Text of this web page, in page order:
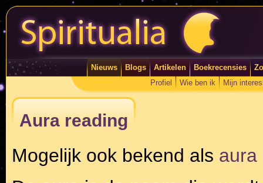
Nieuws Blogs Artikelen Boekrecensies
Profiel
Wie ben ik Mijn
Aura reading
Mogelijk ook bekend als aura